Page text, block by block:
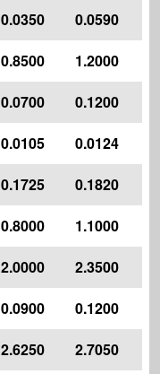
0.0350 0.0590
0.8500 1.2000
0.0700 0.1200
0.0105 0.0124
0.1725 0.1820
0.8000 1.1000
2.0000 2.3500
0.0900 0.1200
2.6250 2.7050